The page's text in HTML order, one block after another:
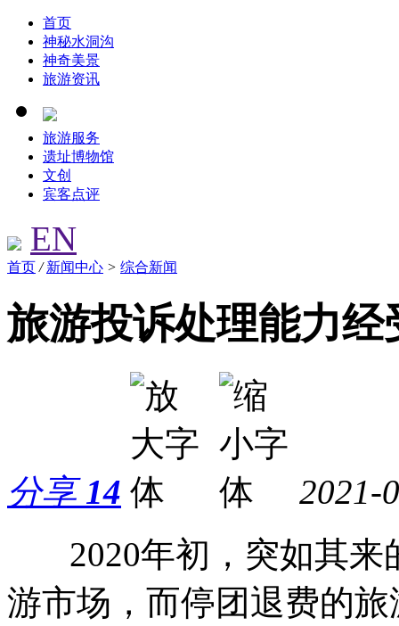
首页
神秘水洞沟
神奇美景
旅游资讯
旅游服务
遗址博物馆
文创
宾客点评
EN
首页 / 新闻中心 > 综合新闻
旅游投诉处理能力经
分享14
2021-
2020年初，突如其来
游市场，而停团退费的